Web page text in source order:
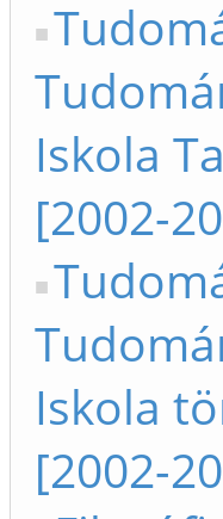
Iskola
[2002-
Iskola
[2002-